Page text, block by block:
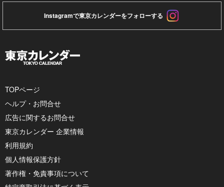
Instagramで東京カレンダーをフォローする
TOPページ
ヘルプ・お問合せ
広告に関するお問合せ
東京カレンダー 企業情報
利用規約
個人情報保護方針
著作権・免責事項について